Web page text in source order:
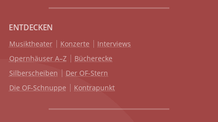
ENTDECKEN
Musiktheater Konzerte
Interviews
Opernhäuser A–Z
Bücherecke
Silberscheiben
Der OF-Stern
Die OF-Schnuppe
Kontrapunkt